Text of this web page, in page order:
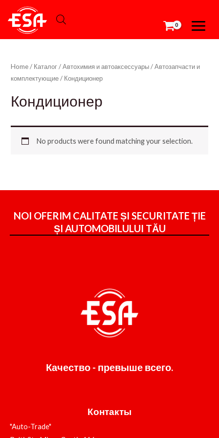
Перейти
содержимому
Home/ Каталог/Автохимия и автоаксессуары/Автозапчасти и
комплектующие/ Кондиционер
Кондиционер
No products were found matching your selection.
NOI OFERIM CALITATE ȘI SECURITATE ȚIE
ȘI AUTOMOBILULUI TĂU
Качество - превыше всего.
Контакты
"Auto-Trade"